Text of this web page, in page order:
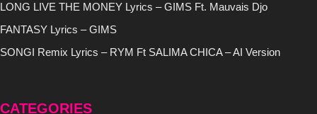
LONG LIVE THE MONEY Lyrics – GIMS Ft. Mauvais Djo
FANTASY Lyrics – GIMS
SONGI Remix Lyrics – RYM Ft SALIMA CHICA – AI Version
CATEGORIES